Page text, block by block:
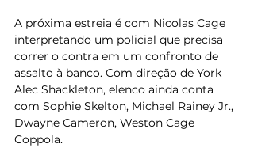
A próxima estreia é com Nicolas Cage
interpretando um policial que precisa
correr o contra em um confronto de
assalto à banco. Com direção de York
Alec Shackleton, elenco ainda conta
com Sophie Skelton, Michael Rainey Jr.,
Dwayne Cameron, Weston Cage
Coppola.